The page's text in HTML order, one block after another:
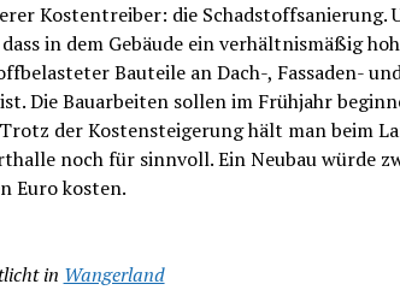
Kostentreiber: die Schadstoffsanierung.
in dem Gebäude ein verhältnismäßig
Bauteile an Dach-, Fassaden-
Die Bauarbeiten sollen im Frühjahr
der Kostensteigerung hält man beim
noch für sinnvoll. Ein Neubau würde
Euro kosten.
in Wangerland